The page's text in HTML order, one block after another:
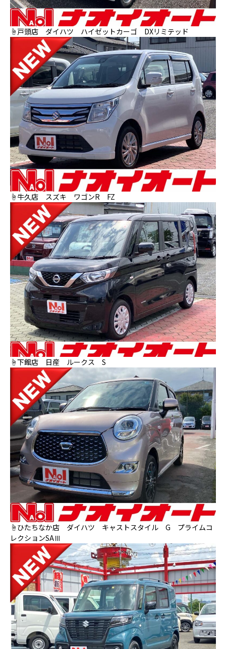
☝戸頭店 ダイハツ ハイゼットカーゴ DXリミテッド
☝牛久店 スズキ ワゴンR FZ
☝下館店 日産 ルークス S
☝ひたちなか店 ダイハツ キャストスタイル G プライムコ
レクションSAⅢ